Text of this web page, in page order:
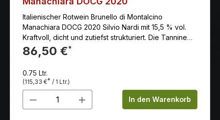
Italienischer Rotwein Brunello di Montalcino
Manachiara DOCG 2020 Silvio Nardi mit 15,5 % vol.
Kraftvoll, dicht und zutiefst strukturiert. Die Tannine
sind spürbar präsent und engmaschig, aber von
hoher Qualität. Der Wein hat ordentlich „Grip“ und Zug
Säurelinie. Der Abgang ist beachtlich lang, mineralisch
und leicht kräutrig
86,50 €*
0.75 Ltr.
(115,33 €* / 1 Ltr.)
Produkt Anzahl: Gib denIn den Warenkorb